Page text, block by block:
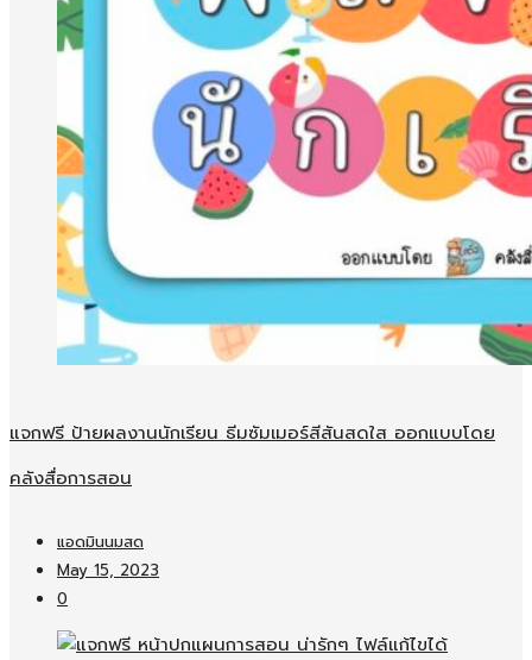
แจกฟรี ป้ายผลงานนักเรียน ธีมซัมเมอร์สีสันสดใส ออกแบบโดย
คลังสื่อการสอน
แอดมินนมสด
May 15, 2023
0